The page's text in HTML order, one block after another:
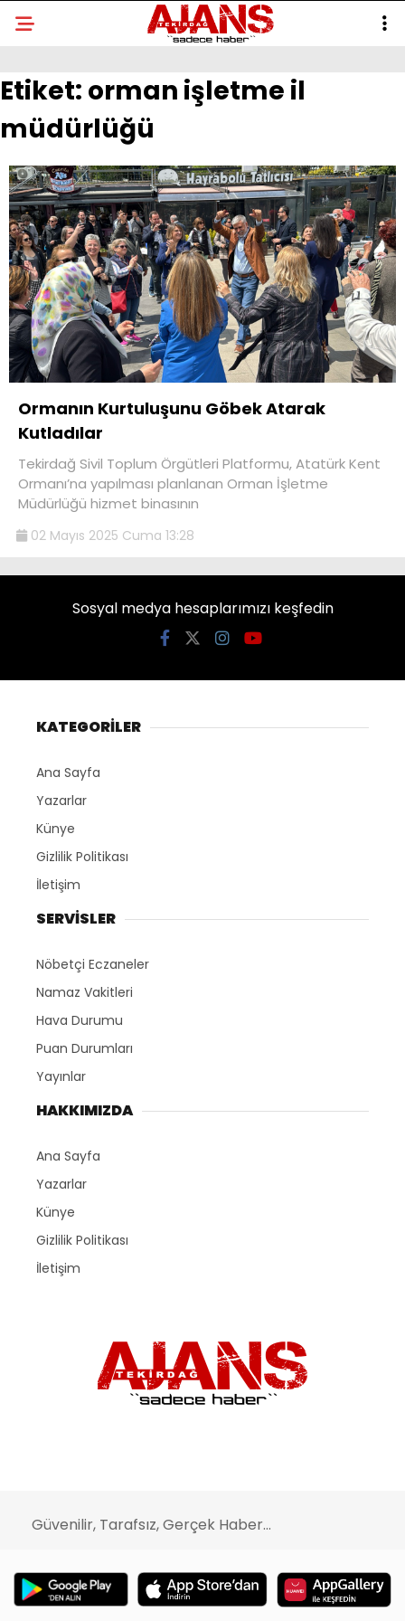
Etiket: orman işletme il
müdürlüğü
Ormanın Kurtuluşunu Göbek Atarak
Kutladılar
Tekirdağ Sivil Toplum Örgütleri Platformu, Atatürk Kent
Ormanı’na yapılması planlanan Orman İşletme
Müdürlüğü hizmet binasının
02 Mayıs 2025 Cuma 13:28
Sosyal medya hesaplarımızı keşfedin
KATEGORİLER
Ana Sayfa
Yazarlar
Künye
Gizlilik Politikası
İletişim
SERVİSLER
Nöbetçi Eczaneler
Namaz Vakitleri
Hava Durumu
Puan Durumları
Yayınlar
HAKKIMIZDA
Ana Sayfa
Yazarlar
Künye
Gizlilik Politikası
İletişim
Güvenilir, Tarafsız, Gerçek Haber...